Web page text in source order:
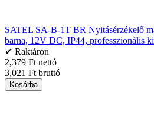
SATEL SA-B-1T BR Nyitásérzékelő
barna, 12V DC, IP44, professzionális
✔ Raktáron
2,379 Ft nettó
3,021 Ft bruttó
Kosárba